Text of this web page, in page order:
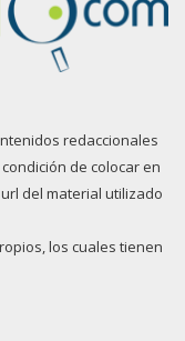
redaccionales
de colocar en
del material utilizado
los cuales tienen